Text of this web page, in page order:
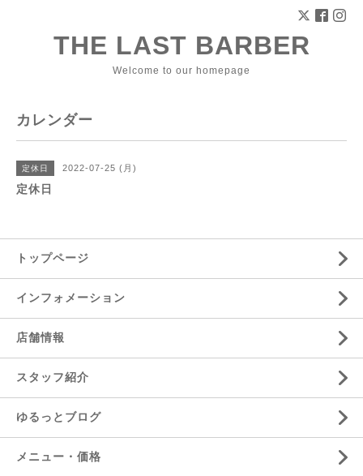
THE LAST BARBER
Welcome to our homepage
カレンダー
定休日 2022-07-25 (月)
定休日
トップページ
インフォメーション
店舗情報
スタッフ紹介
ゆるっとブログ
メニュー・価格